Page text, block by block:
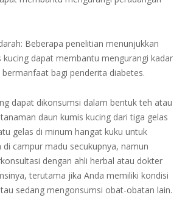
Beberapa penelitian menunjukkan
kucing dapat membantu mengurangi kadar
bermanfaat bagi penderita diabetes.
dapat dikonsumsi dalam bentuk teh atau
daun kumis kucing dari tiga gelas
gelas di minum hangat kuku untuk
campur madu secukupnya, namun
dengan ahli herbal atau dokter
terutama jika Anda memiliki kondisi
sedang mengonsumsi obat-obatan lain.